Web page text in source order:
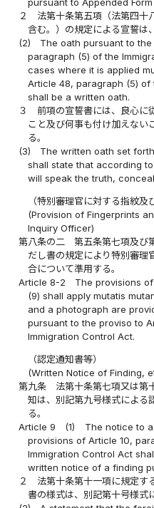
２
法第十条第五項（法第四十
含む。）の規定による宣誓は
(2)
The oath pursuant to
paragraph (5) of the
cases where it is applied
Article 48, paragraph (5) of
shall be a written oath.
３
前項の宣誓書には、良心に
こと及び何事も付け加えない
る。
(3)
The written oath set
shall state that according
will speak the truth,
（特別審理官に対する指紋及
(Provision of Fingerprints
Inquiry Officer)
第八条の二
第五条第七項及び
だし書の規定により特別審理
合について準用する。
Article 8-2
The provisions
(9) shall apply mutatis
and a photograph are
pursuant to the proviso to
Immigration Control Act.
（認定通知書等）
(Written Notice of Finding,
第九条
法第十条第七項又は第
知は、別記第九号様式による
る。
Article 9
(1)
The notice to
provisions of Article 10,
Immigration Control Act
written notice of a finding
２
法第十条第十一項に規定す
書の様式は、別記第十号様式